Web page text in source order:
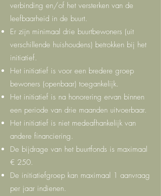
verbinding en/of het versterken van de
leefbaarheid in de buurt.
Er zijn minimaal drie buurtbewoners (uit
verschillende huishoudens) betrokken bij het
initiatief.
Het initiatief is voor een bredere groep
bewoners (openbaar) toegankelijk.
Het initiatief is na honorering ervan binnen
een periode van drie maanden uitvoerbaar.
Het initiatief is niet medeafhankelijk van
andere financiering.
De bijdrage van het buurtfonds is maximaal
€ 250.
De initiatiefgroep kan maximaal 1 aanvraag
per jaar indienen.